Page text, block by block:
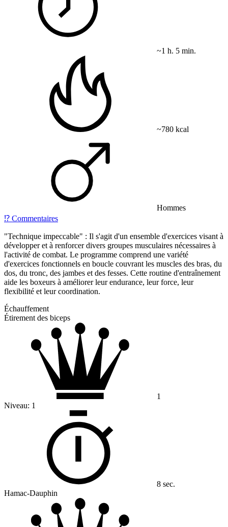
~1 h. 5 min.
~780 kcal
Hommes
⁉️ Commentaires
"Technique impeccable" : Il s'agit d'un ensemble d'exercices visant à
développer et à renforcer divers groupes musculaires nécessaires à
l'activité de combat. Le programme comprend une variété
d'exercices fonctionnels en boucle couvrant les muscles des bras, du
dos, du tronc, des jambes et des fesses. Cette routine d'entraînement
aide les boxeurs à améliorer leur endurance, leur force, leur
flexibilité et leur coordination.
Échauffement
Étirement des biceps
1
Niveau: 1
8 sec.
Hamac-Dauphin